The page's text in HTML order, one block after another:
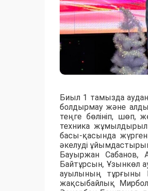
Биыл 1 тамызда
болдырмау және
теңге бөлініп, шөп,
техника
басы-қасында жүрген
әкелуді ұйымдастырып
Бауыржан Сабанов,
Байтұрсын, Ұзынкөл
ауылының тұрғыны
жақсыбайлық